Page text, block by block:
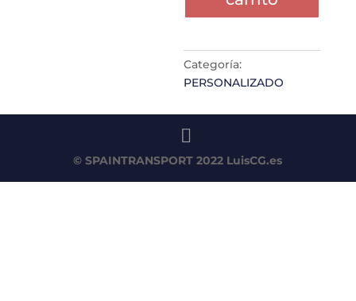
Categoría:
PERSONALIZADO
© SPAINTRANSPORT 2022 LuisCG.es